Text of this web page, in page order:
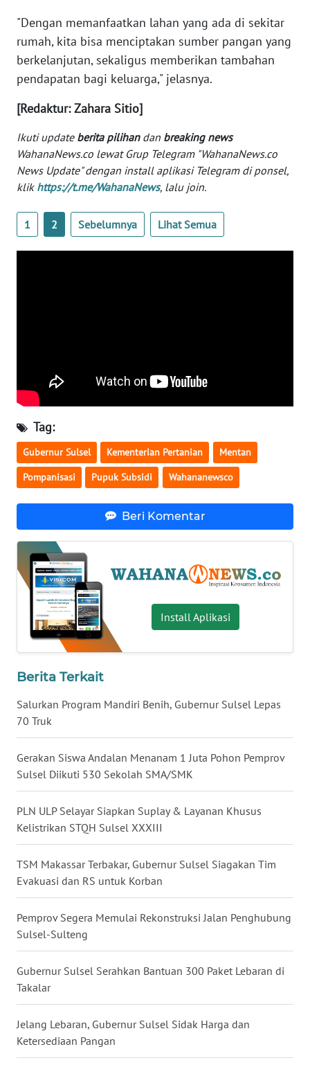
"Dengan memanfaatkan lahan yang ada di sekitar
rumah, kita bisa menciptakan sumber pangan yang
berkelanjutan, sekaligus memberikan tambahan
pendapatan bagi keluarga," jelasnya.
[Redaktur: Zahara Sitio]
Ikuti update berita pilihandan breaking news
WahanaNews.co lewat Grup Telegram "WahanaNews.co
News Update" dengan install aplikasi Telegram di ponsel,
klik https://t.me/WahanaNews, lalu join.
1 2 Sebelumnya Lihat Semua
Tag:
Gubernur Sulsel Kementerian Pertanian Mentan
Pompanisasi Pupuk Subsidi Wahananewsco
Beri Komentar
Install Aplikasi
Berita Terkait
Salurkan Program Mandiri Benih, Gubernur Sulsel Lepas
70 Truk
Gerakan Siswa Andalan Menanam 1 Juta Pohon Pemprov
Sulsel Diikuti 530 Sekolah SMA/SMK
PLN ULP Selayar Siapkan Suplay & Layanan Khusus
Kelistrikan STQH Sulsel XXXIII
TSM Makassar Terbakar, Gubernur Sulsel Siagakan Tim
Evakuasi dan RS untuk Korban
Pemprov Segera Memulai Rekonstruksi Jalan Penghubung
Sulsel-Sulteng
Gubernur Sulsel Serahkan Bantuan 300 Paket Lebaran di
Takalar
Jelang Lebaran, Gubernur Sulsel Sidak Harga dan
Ketersediaan Pangan
TENTANG
KAMI
PEDOMAN
MEDIA
REDAKSI
KARIR
News
WN
JABAR
WN
BANTEN
WN
KEPRI
WN
PAPUA
PAPUA
WN
WN
SERAMBI
WN
JAMBI
WN
SULTRA
WN
NTB
WN